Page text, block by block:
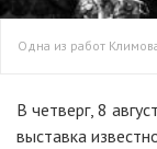
Одна из работ
В четверг, 8
выставка